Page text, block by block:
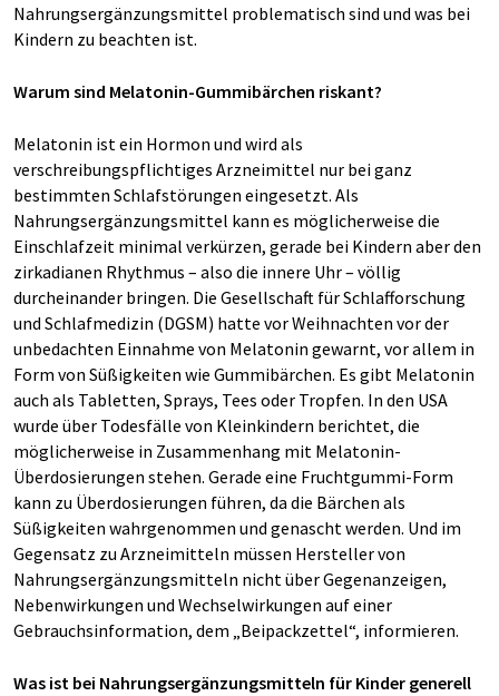
Nahrungsergänzungsmittel problematisch sind und was bei
Kindern zu beachten ist.
Warum sind Melatonin-Gummibärchen riskant?
Melatonin ist ein Hormon und wird als
verschreibungspflichtiges Arzneimittel nur bei ganz
bestimmten Schlafstörungen eingesetzt. Als
Nahrungsergänzungsmittel kann es möglicherweise die
Einschlafzeit minimal verkürzen, gerade bei Kindern aber den
zirkadianen Rhythmus – also die innere Uhr – völlig
durcheinander bringen. Die Gesellschaft für Schlafforschung
und Schlafmedizin (DGSM) hatte vor Weihnachten vor der
unbedachten Einnahme von Melatonin gewarnt, vor allem in
Form von Süßigkeiten wie Gummibärchen. Es gibt Melatonin
auch als Tabletten, Sprays, Tees oder Tropfen. In den USA
wurde über Todesfälle von Kleinkindern berichtet, die
möglicherweise in Zusammenhang mit Melatonin-
Überdosierungen stehen. Gerade eine Fruchtgummi-Form
kann zu Überdosierungen führen, da die Bärchen als
Süßigkeiten wahrgenommen und genascht werden. Und im
Gegensatz zu Arzneimitteln müssen Hersteller von
Nahrungsergänzungsmitteln nicht über Gegenanzeigen,
Nebenwirkungen und Wechselwirkungen auf einer
Gebrauchsinformation, dem „Beipackzettel“, informieren.
Was ist bei Nahrungsergänzungsmitteln für Kinder generell